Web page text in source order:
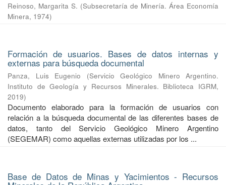
Reinoso, Margarita S. (Subsecretaría de Minería. Área Economía
Minera, 1974)
Formación de usuarios. Bases de datos internas y
externas para búsqueda documental
Panza, Luis Eugenio (Servicio Geológico Minero Argentino.
Instituto de Geología y Recursos Minerales. Biblioteca IGRM,
2019)
Documento elaborado para la formación de usuarios con
relación a la búsqueda documental de las diferentes bases de
datos, tanto del Servicio Geológico Minero Argentino
(SEGEMAR) como aquellas externas utilizadas por los ...
Base de Datos de Minas y Yacimientos - Recursos